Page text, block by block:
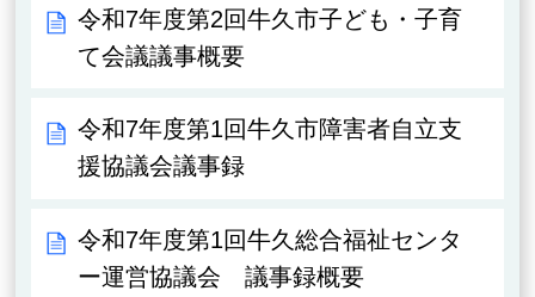
令和7年度第2回牛久市子ども・子育
て会議議事概要
令和7年度第1回牛久市障害者自立支
援協議会議事録
令和7年度第1回牛久総合福祉センタ
ー運営協議会 議事録概要